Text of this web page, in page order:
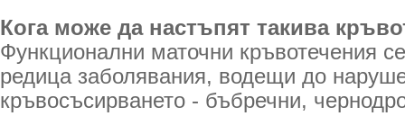
Кога може да настъпят такива
Функционални маточни кръвотечения
редица заболявания, водещи до
кръвосъсирването - бъбречни,